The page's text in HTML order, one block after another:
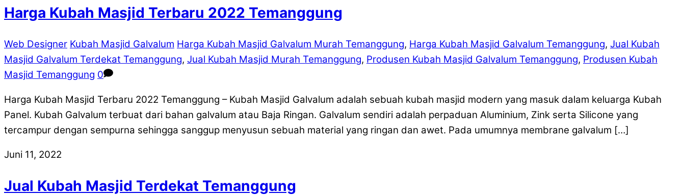
Harga Kubah Masjid Terbaru 2022 Temanggung
Web Designer Kubah Masjid Galvalum Harga Kubah Masjid Galvalum Murah Temanggung, Harga Kubah Masjid Galvalum Temanggung, Jual Kubah
Masjid Galvalum Terdekat Temanggung, Jual Kubah Masjid Murah Temanggung, Produsen Kubah Masjid Galvalum Temanggung, Produsen Kubah
Masjid Temanggung 0
Harga Kubah Masjid Terbaru 2022 Temanggung – Kubah Masjid Galvalum adalah sebuah kubah masjid modern yang masuk dalam keluarga Kubah
Panel. Kubah Galvalum terbuat dari bahan galvalum atau Baja Ringan. Galvalum sendiri adalah perpaduan Aluminium, Zink serta Silicone yang
tercampur dengan sempurna sehingga sanggup menyusun sebuah material yang ringan dan awet. Pada umumnya membrane galvalum […]
Juni 11, 2022
Jual Kubah Masjid Terdekat Temanggung